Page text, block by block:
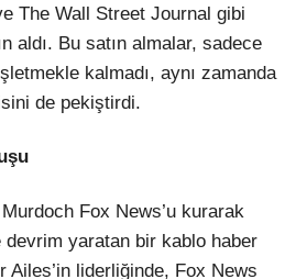
The Wall Street Journal gibi
aldı. Bu satın almalar, sadece
kalmadı, aynı zamanda
de pekiştirdi.
Fox News’u kurarak
devrim yaratan bir kablo haber
Ailes’in liderliğinde, Fox News